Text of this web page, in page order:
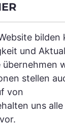
bilden
und
übernehmen
stellen
von
uns